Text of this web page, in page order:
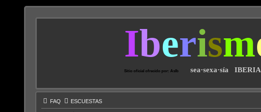
Iberism
Sitio oficial ofrecido por: AsIb sea·sexa·sía
FAQ ESCUESTAS